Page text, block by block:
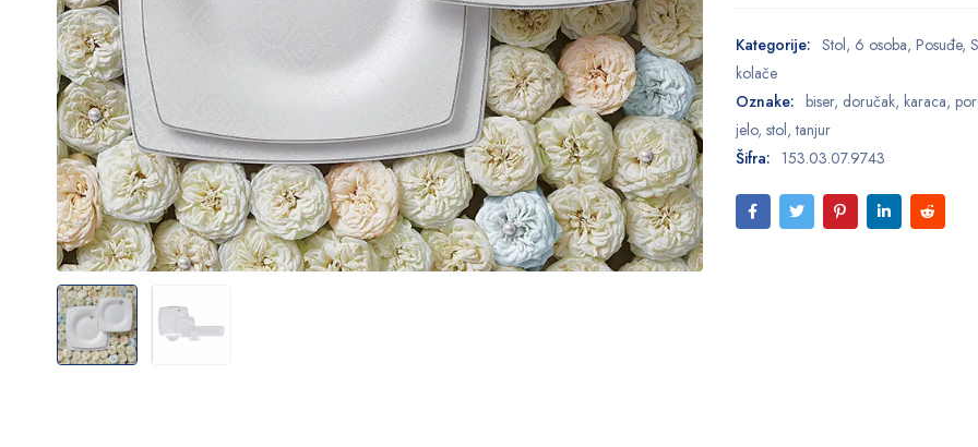
Kategorije: Stol, 6 osoba, Posuđe,
kolače
Oznake: biser, doručak, karaca,
jelo, stol,tanjur
Šifra: 153.03.07.9743